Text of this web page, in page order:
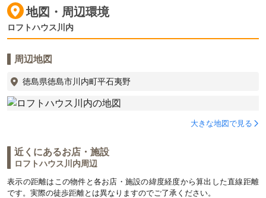
地図・周辺環境
ロフトハウス川内
周辺地図
徳島県徳島市川内町平石夷野
大きな地図で見る
近くにあるお店・施設
ロフトハウス川内周辺
表示の距離はこの物件と各お店・施設の緯度経度から算出した直線距離
です。実際の徒歩距離とは異なりますのでご了承ください。